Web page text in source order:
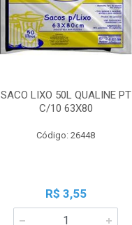
SACO LIXO 50L QUALINE PT
C/10 63X80
Código: 26448
R$ 3,55